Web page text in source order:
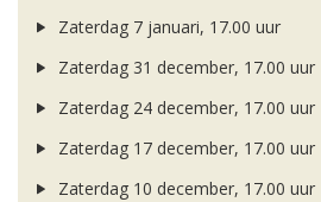
Zaterdag 7 januari, 17.00 uur
Zaterdag 31 december, 17.00 uur
Zaterdag 24 december, 17.00 uur
Zaterdag 17 december, 17.00 uur
Zaterdag 10 december, 17.00 uur